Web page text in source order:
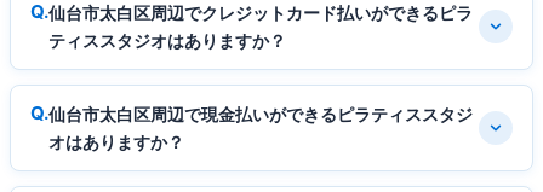
仙台市太白区周辺でクレジットカード払いができるピラ
ティススタジオはありますか？
仙台市太白区周辺で現金払いができるピラティススタジ
オはありますか？